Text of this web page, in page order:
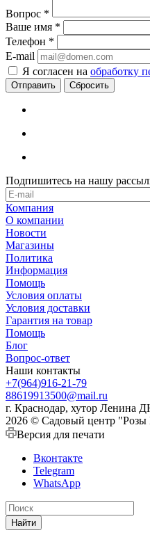
Вопрос *
Ваше имя *
Телефон *
E-mail
Я согласен на обработку
Сбросить
Подпишитесь на нашу
Компания
О компании
Новости
Магазины
Политика
Информация
Помощь
Условия оплаты
Условия доставки
Гарантия на товар
Помощь
Блог
Вопрос-ответ
Наши контакты
+7(964)916-21-79
88619913500@mail.ru
г. Краснодар, хутор Ленина
2026 © Садовый центр "Розы
Версия для печати
Вконтакте
Telegram
WhatsApp
Найти